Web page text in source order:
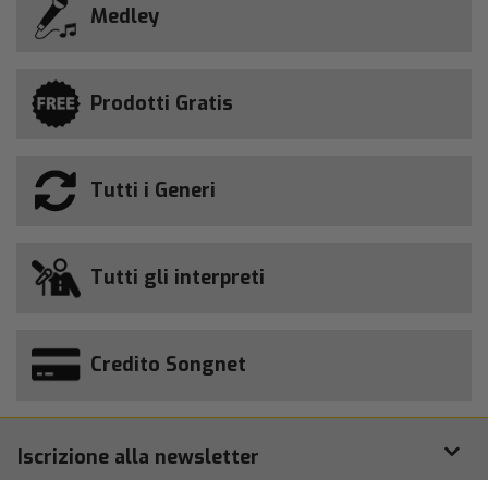
Medley
Prodotti Gratis
Tutti i Generi
Tutti gli interpreti
Credito Songnet
Iscrizione alla newsletter